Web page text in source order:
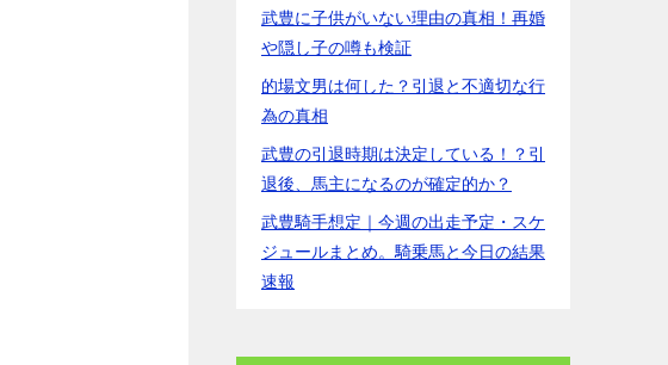
武豊に子供がいない理由の真相！再婚
や隠し子の噂も検証
的場文男は何した？引退と不適切な行
為の真相
武豊の引退時期は決定している！？引
退後、馬主になるのが確定的か？
武豊騎手想定｜今週の出走予定・スケ
ジュールまとめ。騎乗馬と今日の結果
速報